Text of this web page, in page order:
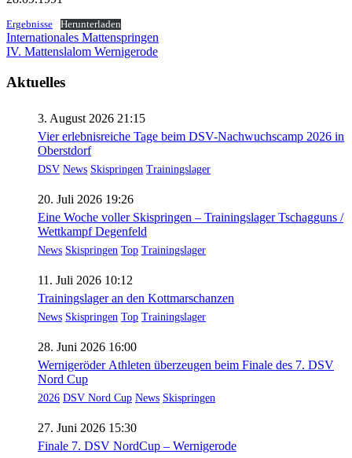
Ergebnisse Herunterladen
Beitragsnavigation
Internationales Mattenspringen
IV. Mattenslalom Wernigerode
Aktuelles
3. August 2026 21:15
Vier erlebnisreiche Tage beim DSV-Nachwuchscamp 2026 in
Oberstdorf
DSV News Skispringen Trainingslager
20. Juli 2026 19:26
Eine Woche voller Skispringen – Trainingslager Tschagguns /
Wettkampf Degenfeld
News Skispringen Top Trainingslager
11. Juli 2026 10:12
Trainingslager an den Kottmarschanzen
News Skispringen Top Trainingslager
28. Juni 2026 16:00
Wernigeröder Athleten überzeugen beim Finale des 7. DSV
Nord Cup
2026 DSV Nord Cup News Skispringen
27. Juni 2026 15:30
Finale 7. DSV NordCup – Wernigerode